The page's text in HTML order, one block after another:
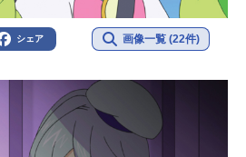
シェア 画像一覧 (22件)